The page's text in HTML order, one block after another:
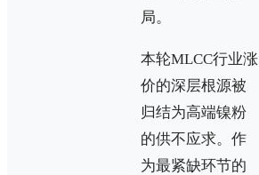
局。
本轮MLCC行业涨
价的深层根源被
归结为高端镍粉
的供不应求。作
为最紧缺环节的